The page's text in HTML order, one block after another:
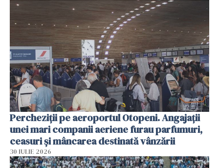
Percheziții pe aeroportul Otopeni. Angajații
unei mari companii aeriene furau parfumuri,
ceasuri și mâncarea destinată vânzării
30 IULIE 2026